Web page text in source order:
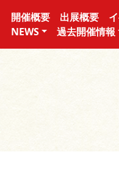
開催概要 出展概要
NEWS
過去開催情報